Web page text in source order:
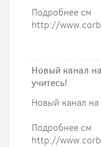
Подробнее см
http://
Новый канал
учитесь!
Новый канал на
Подробнее см
http://